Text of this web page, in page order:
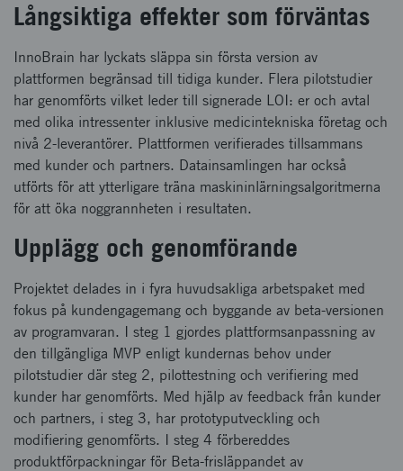
Långsiktiga effekter som förväntas
InnoBrain har lyckats släppa sin första version av
plattformen begränsad till tidiga kunder. Flera pilotstudier
har genomförts vilket leder till signerade LOI: er och avtal
med olika intressenter inklusive medicintekniska företag och
nivå 2-leverantörer. Plattformen verifierades tillsammans
med kunder och partners. Datainsamlingen har också
utförts för att ytterligare träna maskininlärningsalgoritmerna
för att öka noggrannheten i resultaten.
Upplägg och genomförande
Projektet delades in i fyra huvudsakliga arbetspaket med
fokus på kundengagemang och byggande av beta-versionen
av programvaran. I steg 1 gjordes plattformsanpassning av
den tillgängliga MVP enligt kundernas behov under
pilotstudier där steg 2, pilottestning och verifiering med
kunder har genomförts. Med hjälp av feedback från kunder
och partners, i steg 3, har prototyputveckling och
modifiering genomförts. I steg 4 förbereddes
produktförpackningar för Beta-frisläppandet av